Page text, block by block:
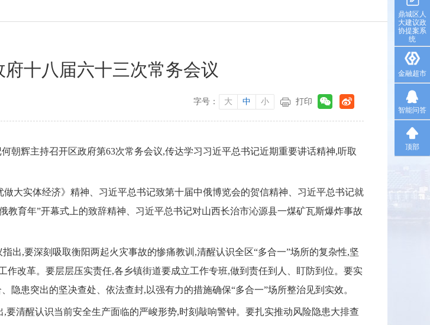
十八届六十三次常务会议
字号： 大 中 小 打印
朝辉主持召开区政府第63次常务会议,传达学习习近平总书记近期重要讲话精神,听取
大实体经济》精神、习近平总书记致第十届中俄博览会的贺信精神、习近平总书记就
育年”开幕式上的致辞精神、习近平总书记对山西长治市沁源县一煤矿瓦斯爆炸事故
出,要深刻吸取衡阳两起火灾事故的惨痛教训,清醒认识全区“多合一”场所的复杂性,坚
作改革。要层层压实责任,各乡镇街道要成立工作专班,做到责任到人、盯防到位。要实
患突出的坚决查处、依法查封,以强有力的措施确保“多合一”场所整治见到实效。
清醒认识当前安全生产面临的严峻形势,时刻敲响警钟。要扎实推动风险隐患大排查
鼎城区人
大建议政
协提案系
统
金融超市
智能问答
顶部